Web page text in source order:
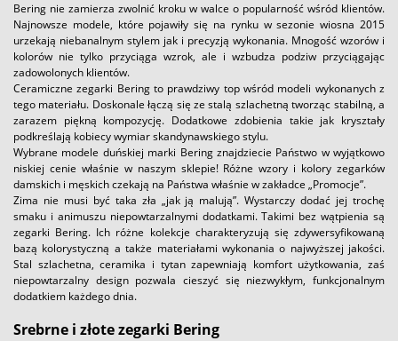
Bering nie zamierza zwolnić kroku w walce o popularność wśród klientów.
Najnowsze modele, które pojawiły się na rynku w sezonie wiosna 2015
urzekają niebanalnym stylem jak i precyzją wykonania. Mnogość wzorów i
kolorów nie tylko przyciąga wzrok, ale i wzbudza podziw przyciągając
zadowolonych klientów.
Ceramiczne zegarki Bering to prawdziwy top wśród modeli wykonanych z
tego materiału. Doskonale łączą się ze stalą szlachetną tworząc stabilną, a
zarazem piękną kompozycję. Dodatkowe zdobienia takie jak kryształy
podkreślają kobiecy wymiar skandynawskiego stylu.
Wybrane modele duńskiej marki Bering znajdziecie Państwo w wyjątkowo
niskiej cenie właśnie w naszym sklepie! Różne wzory i kolory zegarków
damskich i męskich czekają na Państwa właśnie w zakładce „Promocje”.
Zima nie musi być taka zła „jak ją malują”. Wystarczy dodać jej trochę
smaku i animuszu niepowtarzalnymi dodatkami. Takimi bez wątpienia są
zegarki Bering. Ich różne kolekcje charakteryzują się zdywersyfikowaną
bazą kolorystyczną a także materiałami wykonania o najwyższej jakości.
Stal szlachetna, ceramika i tytan zapewniają komfort użytkowania, zaś
niepowtarzalny design pozwala cieszyć się niezwykłym, funkcjonalnym
dodatkiem każdego dnia.
Srebrne i złote zegarki Bering